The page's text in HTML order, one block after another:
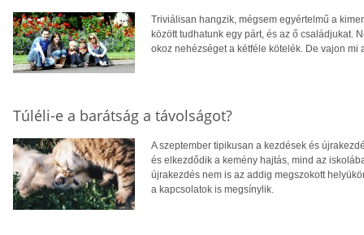
Triviálisan hangzik, mégsem egyértelmű a
között tudhatunk egy párt, és az ő családjukat.
okoz nehézséget a kétféle kötelék. De vajon mi
Túléli-e a barátság a távolságot?
A szeptember tipikusan a kezdések és
és elkezdődik a kemény hajtás, mind az
újrakezdés nem is az addig megszokott
a kapcsolatok is megsínylik.